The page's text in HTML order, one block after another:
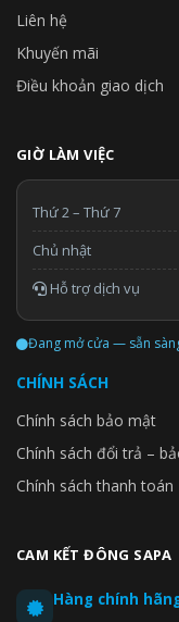
Liên hệ
Khuyến mãi
Điều khoản giao dịch
GIỜ LÀM VIỆC
Thứ 2 – Thứ 7
Chủ nhật
Hỗ trợ dịch vụ
Đang mở cửa — sẵn
CHÍNH SÁCH
Chính sách bảo mật
Chính sách đổi trả –
Chính sách thanh toán
CAM KẾT ĐÔNG SAPA
Hàng chính